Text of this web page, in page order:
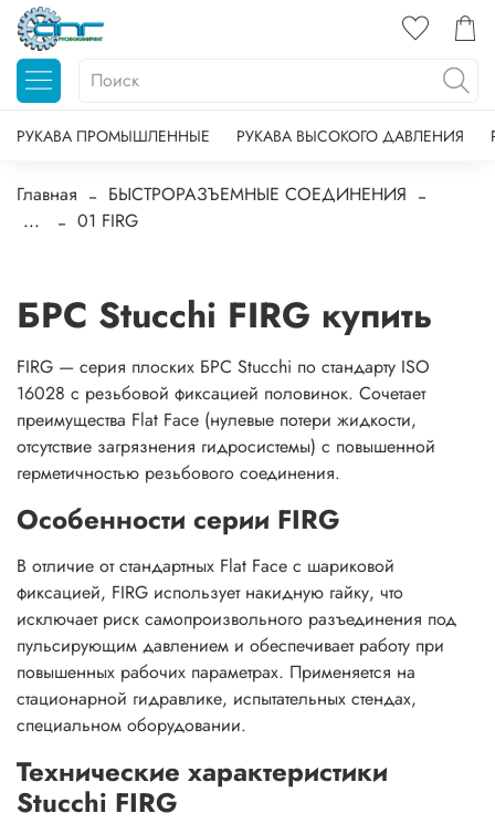
РУКАВА ПРОМЫШЛЕННЫЕ РУКАВА ВЫСОКОГО ДАВЛЕНИЯ
Главная
БЫСТРОРАЗЪЕМНЫЕ СОЕДИНЕНИЯ
...
01 FIRG
БРС Stucchi FIRG купить
FIRG — серия плоских БРС Stucchi по стандарту ISO
16028 с резьбовой фиксацией половинок. Сочетает
преимущества Flat Face (нулевые потери жидкости,
отсутствие загрязнения гидросистемы) с повышенной
герметичностью резьбового соединения.
Особенности серии FIRG
В отличие от стандартных Flat Face с шариковой
фиксацией, FIRG использует накидную гайку, что
исключает риск самопроизвольного разъединения под
пульсирующим давлением и обеспечивает работу при
повышенных рабочих параметрах. Применяется на
стационарной гидравлике, испытательных стендах,
специальном оборудовании.
Технические характеристики
Stucchi FIRG